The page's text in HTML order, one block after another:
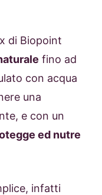
di Biopoint
fino ad
con acqua
una
e con un
ed nutre
infatti